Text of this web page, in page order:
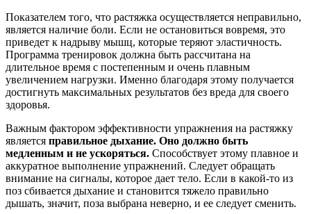
Показателем того, что растяжка осуществляется неправильно,
является наличие боли. Если не остановиться вовремя, это
приведет к надрыву мышц, которые теряют эластичность.
Программа тренировок должна быть рассчитана на
длительное время с постепенным и очень плавным
увеличением нагрузки. Именно благодаря этому получается
достигнуть максимальных результатов без вреда для своего
здоровья.
Важным фактором эффективности упражнения на растяжку
является правильное дыхание. Оно должно быть
медленным и не ускоряться. Способствует этому плавное и
аккуратное выполнение упражнений. Следует обращать
внимание на сигналы, которое дает тело. Если в какой-то из
поз сбивается дыхание и становится тяжело правильно
дышать, значит, поза выбрана неверно, и ее следует сменить.